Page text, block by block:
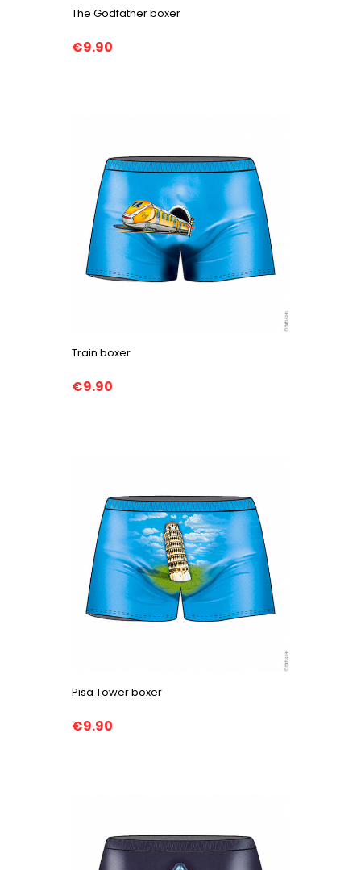
The Godfather boxer
€9.90
Train boxer
€9.90
Pisa Tower boxer
€9.90